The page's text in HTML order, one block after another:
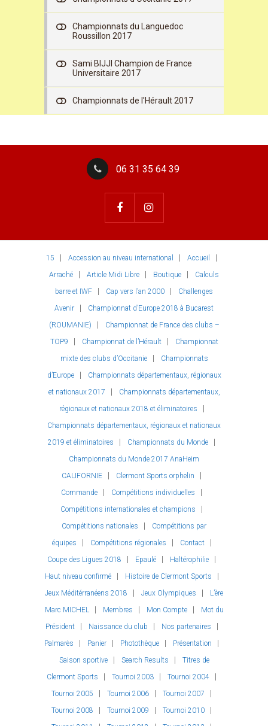
Championnats du Languedoc
Roussillon 2017
Sami BIJJI Champion de France
Universitaire 2017
Championnats de l'Hérault 2017
06 31 35 64 39
15 Accession au niveau international
Accueil
Arraché
Article Midi Libre Boutique
Calculs
barre et IWF
Cap vers l’an 2000
Challenges
Avenir
Championnat d’Europe 2018 à Bucarest
(ROUMANIE)
Championnat de France des clubs –
TOP9
Championnat de l’Hérault
Championnat
mixte des clubs d’Occitanie
Championnats
d’Europe
Championnats départementaux, régionaux
et nationaux 2017
Championnats départementaux,
régionaux et nationaux 2018 et éliminatoires
Championnats départementaux, régionaux et nationaux
2019 et éliminatoires
Championnats du Monde
Championnats du Monde 2017 AnaHeim
CALIFORNIE
Clermont Sports orphelin
Commande
Compétitions individuelles
Compétitions internationales et champions
Compétitions nationales
Compétitions par
équipes
Compétitions régionales
Contact
Coupe des Ligues 2018
Epaulé
Haltérophilie
Haut niveau confirmé
Histoire de Clermont Sports
Jeux Méditérranéens 2018
Jeux Olympiques
L’ère
Marc MICHEL
Membres Mon Compte
Mot du
Président
Naissance du club
Nos partenaires
Palmarès
Panier Photothèque
Présentation
Saison sportive
Search Results
Titres de
Clermont Sports
Tournoi 2003
Tournoi 2004
Tournoi 2005
Tournoi 2006
Tournoi 2007
Tournoi 2008
Tournoi 2009
Tournoi 2010